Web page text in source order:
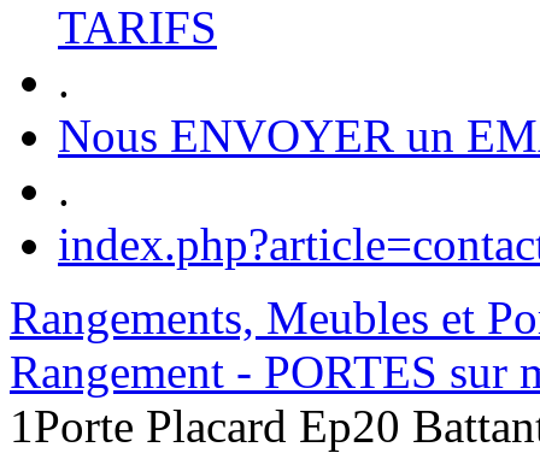
TARIFS
.
Nous ENVOYER un
.
Rangements, Meubles et
Rangement - PORTES
1Porte Placard Ep20